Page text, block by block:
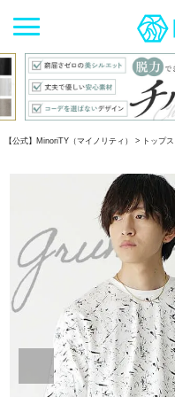
【公式】MinoriTY（マイノリティ） トップス